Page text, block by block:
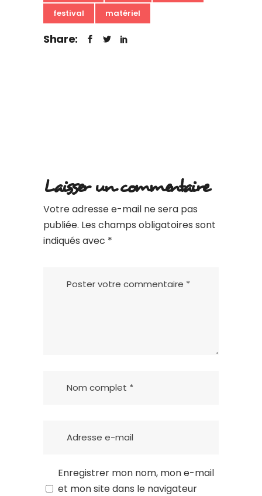
festival
matériel
Share:
Laisser un commentaire
Votre adresse e-mail ne sera pas
publiée. Les champs obligatoires sont
indiqués avec *
Enregistrer mon nom, mon e-mail
et mon site dans le navigateur